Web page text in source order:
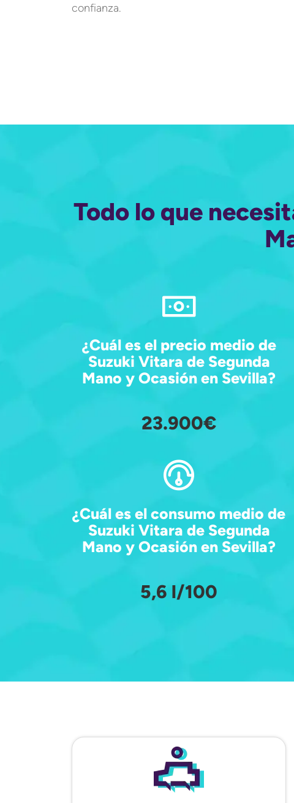
confianza.
Todo lo que
¿Cuál es el precio medio de
Suzuki Vitara de Segunda
Mano y Ocasión en Sevilla?
23.900€
¿Cuál es el consumo medio de
Suzuki Vitara de Segunda
Mano y Ocasión en Sevilla?
5,6 l/100